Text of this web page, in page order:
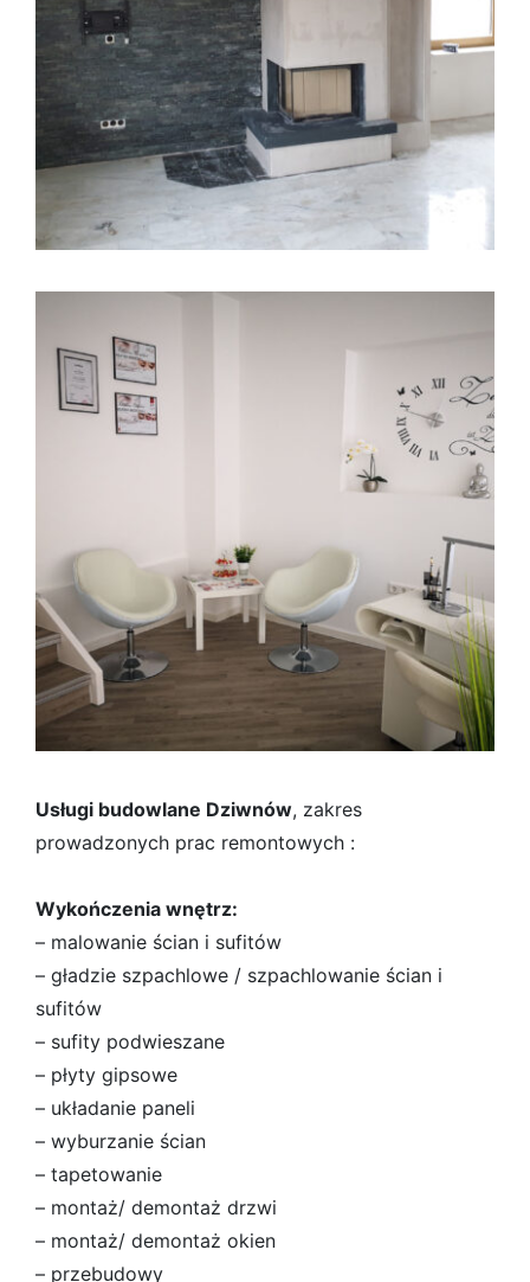
Usługi budowlane Dziwnów, zakres
prowadzonych prac remontowych :
Wykończenia wnętrz:
– malowanie ścian i sufitów
– gładzie szpachlowe / szpachlowanie ścian i
sufitów
– sufity podwieszane
– płyty gipsowe
– układanie paneli
– wyburzanie ścian
– tapetowanie
– montaż/ demontaż drzwi
– montaż/ demontaż okien
– przebudowy